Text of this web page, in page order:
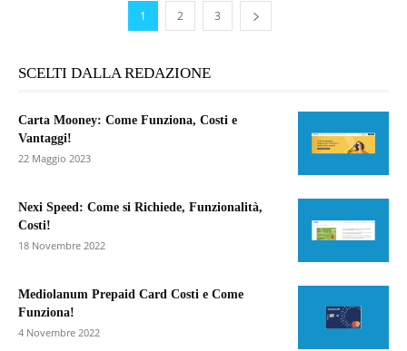
1 2 3
SCELTI DALLA REDAZIONE
Carta Mooney: Come Funziona, Costi e
Vantaggi!
22 Maggio 2023
Nexi Speed: Come si Richiede, Funzionalità,
Costi!
18 Novembre 2022
Mediolanum Prepaid Card Costi e Come
Funziona!
4 Novembre 2022